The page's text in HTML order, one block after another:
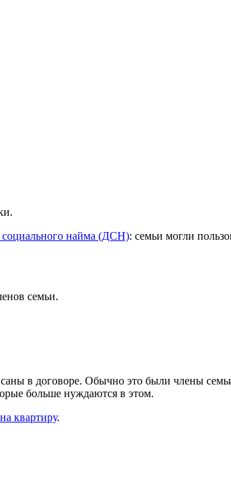
социального найма (ДСН): семьи могли
семьи.
в договоре. Обычно это были члены
больше нуждаются в этом.
квартиру.